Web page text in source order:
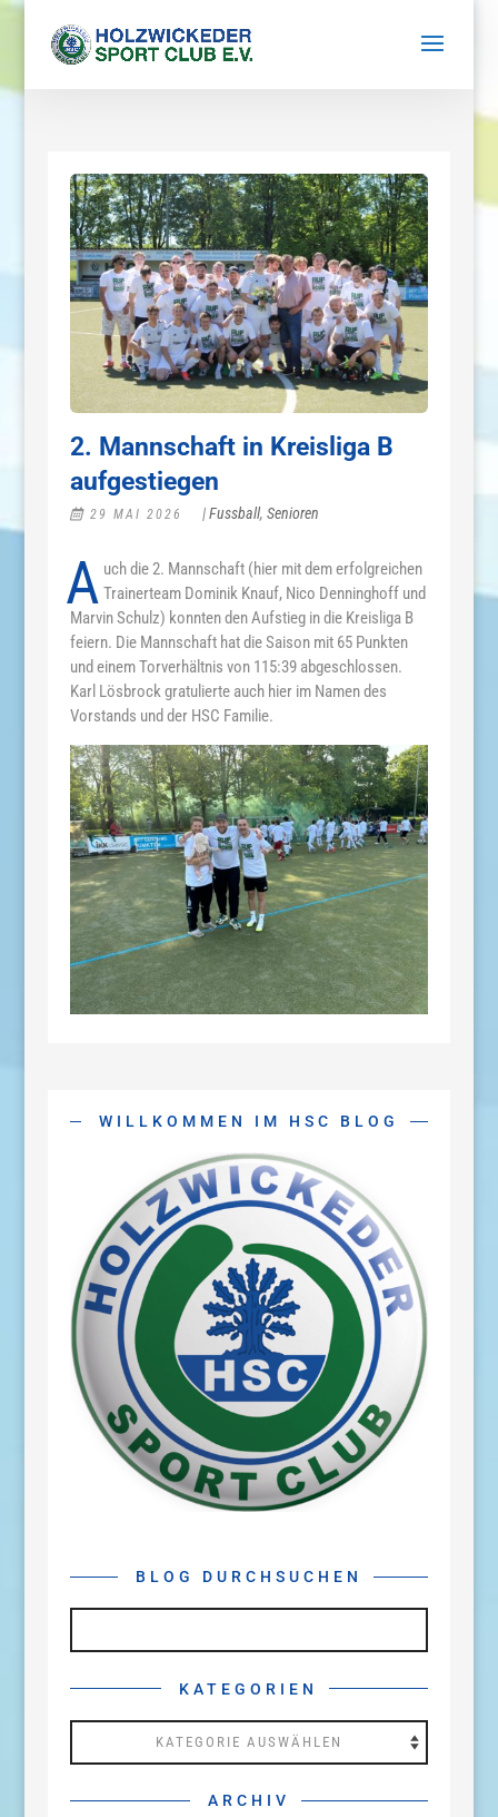
2. Mannschaft in Kreisliga B
aufgestiegen
29 MAI 2026 |Fussball, Senioren
A uch die 2. Mannschaft (hier mit dem erfolgreichen
Trainerteam Dominik Knauf, Nico Denninghoff und
Marvin Schulz) konnten den Aufstieg in die Kreisliga B
feiern. Die Mannschaft hat die Saison mit 65 Punkten
und einem Torverhältnis von 115:39 abgeschlossen.
Karl Lösbrock gratulierte auch hier im Namen des
Vorstands und der HSC Familie.
WILLKOMMEN IM HSC BLOG
BLOG DURCHSUCHEN
KATEGORIEN
ARCHIV